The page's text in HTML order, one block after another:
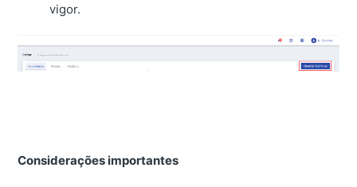
vigor.
Considerações importantes